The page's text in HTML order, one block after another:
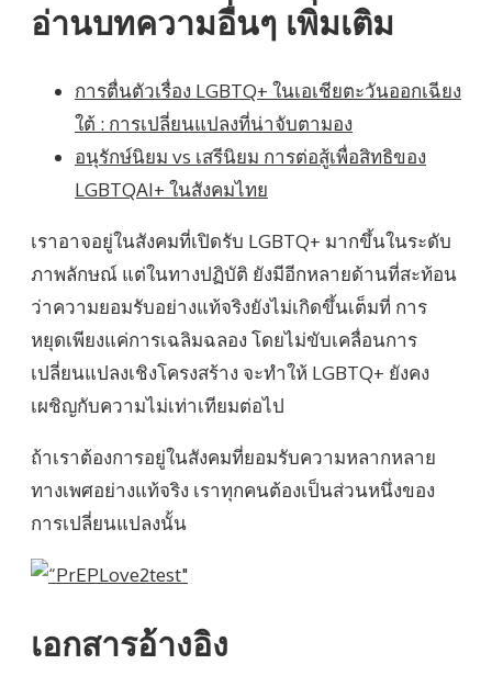
อ่านบทความอื่นๆ เพิ่มเติม
การตื่นตัวเรื่อง LGBTQ+ ในเอเชียตะวันออกเฉียง
ใต้ : การเปลี่ยนแปลงที่น่าจับตามอง
อนุรักษ์นิยม vs เสรีนิยม การต่อสู้เพื่อสิทธิของ
LGBTQAI+ ในสังคมไทย
เราอาจอยู่ในสังคมที่เปิดรับ LGBTQ+ มากขึ้นในระดับ
ภาพลักษณ์ แต่ในทางปฏิบัติ ยังมีอีกหลายด้านที่สะท้อน
ว่าความยอมรับอย่างแท้จริงยังไม่เกิดขึ้นเต็มที่ การ
หยุดเพียงแค่การเฉลิมฉลอง โดยไม่ขับเคลื่อนการ
เปลี่ยนแปลงเชิงโครงสร้าง จะทำให้ LGBTQ+ ยังคง
เผชิญกับความไม่เท่าเทียมต่อไป
ถ้าเราต้องการอยู่ในสังคมที่ยอมรับความหลากหลาย
ทางเพศอย่างแท้จริง เราทุกคนต้องเป็นส่วนหนึ่งของ
การเปลี่ยนแปลงนั้น
เอกสารอ้างอิง